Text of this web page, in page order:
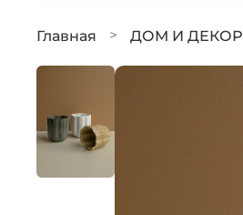
Главная ДОМ И ДЕКОР